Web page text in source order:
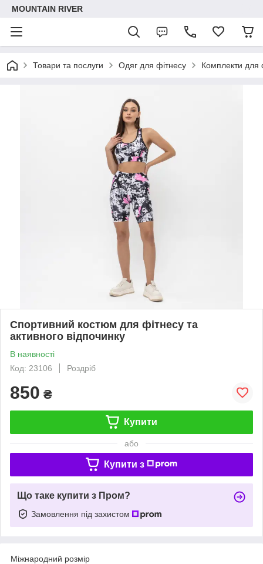
MOUNTAIN RIVER
Товари та послуги Одяг для фітнесу Комплекти для
Спортивний костюм для фітнесу та
активного відпочинку
В наявності
Код: 23106
Роздріб
850 ₴
Купити
або
Купити з
Що таке купити з Пром?
Замовлення під захистом
Міжнародний розмір